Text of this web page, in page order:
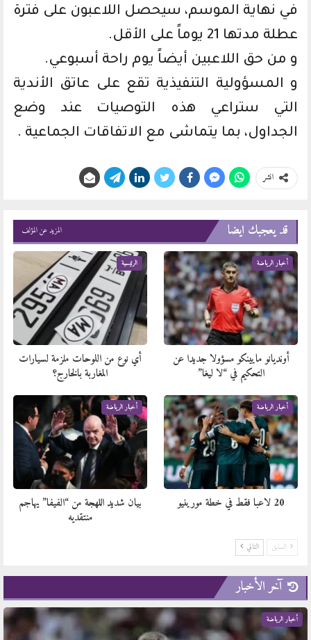
في نهاية الموسم، سيحصل اللاعبون على فترة
عطلة مدتها 21 يوماً على الأقل.
و من حق اللاعبين أيضاً يوم راحة أسبوعي.
و المسؤولية التنفيذية تقع على عاتق الأندية
التي ستراعي هذه التوصيات عند وضع
الجداول، بما يتماشى مع الاتفاقات الجماعية .
انشر
قد يعجبك ايضا المزيد عن المؤلف
أخبار الرياضة
أونديانو مايينكو مسؤولا جديدا عن
التحكيم في “لا ليغا”
الرئيسية
أي نوع من اللوحات ملزمة لسيارات
المغاربة بالخارج؟
أخبار الرياضة
20 لاعبا فقط في خطة مورينيو
أخبار الرياضة
بيان شديد اللهجة من “الفيفا” يهاجم
منتقديه
السابق التالي
آخر الأخبار
أخبار الرياضة